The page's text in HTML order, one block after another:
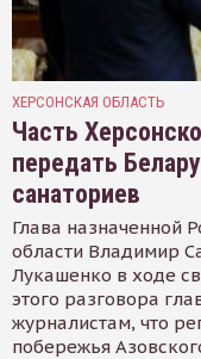
ХЕРСОНСКАЯ ОБЛАСТЬ
Часть
передать
санаториев
Глава назначенной
области Владимир
Лукашенко в ходе
этого разговора
журналистам, что
побережья